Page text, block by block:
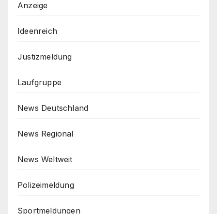
Anzeige
Ideenreich
Justizmeldung
Laufgruppe
News Deutschland
News Regional
News Weltweit
Polizeimeldung
Sportmeldungen